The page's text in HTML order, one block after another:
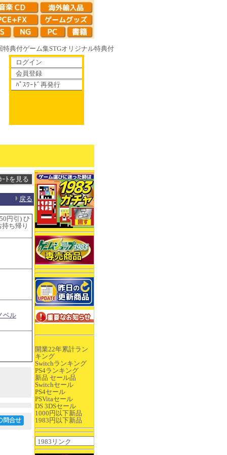
特典付ゲーム集STGオリジナル特典付
ログイン
会員登録
ﾊﾟｽﾜｰﾄﾞ再発行
開業22年累計ラン
キング
Switchランキング
PS4ランキング
新品 セール品
Switchセール
PS4セール
PSVitaセール
DS 3DSセール
1000円以下新品
1983円以下新品
戻る
円引) ひ
ち帰り
ベル